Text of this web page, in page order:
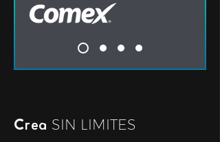
Crea SIN LIMITES